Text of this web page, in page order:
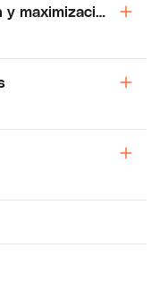
maximización